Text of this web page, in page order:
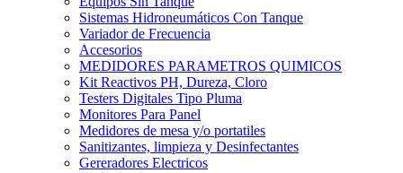
Sistemas Hidroneumáticos Con Tanque
Variador de Frecuencia
Accesorios
MEDIDORES PARAMETROS QUIMICOS
Kit Reactivos PH, Dureza, Cloro
Testers Digitales Tipo Pluma
Monitores Para Panel
Medidores de mesa y/o portatiles
Sanitizantes, limpieza y Desinfectantes
Gereradores Electricos